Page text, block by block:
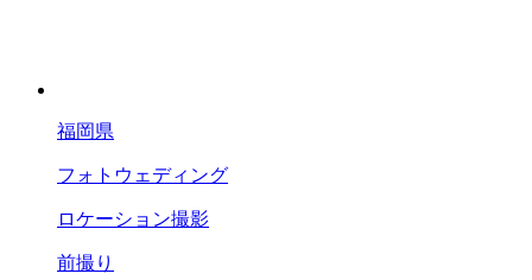
福岡県
フォトウェディング
ロケーション撮影
前撮り